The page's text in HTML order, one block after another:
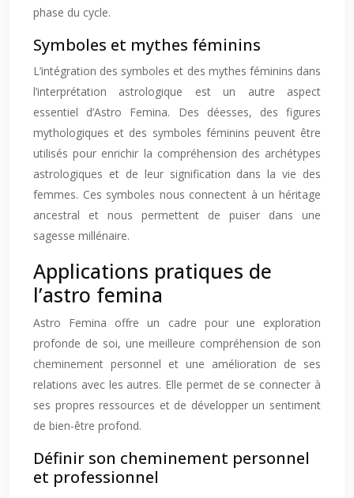
phase du cycle.
Symboles et mythes féminins
L’intégration des symboles et des mythes féminins dans
l’interprétation astrologique est un autre aspect
essentiel d’Astro Femina. Des déesses, des figures
mythologiques et des symboles féminins peuvent être
utilisés pour enrichir la compréhension des archétypes
astrologiques et de leur signification dans la vie des
femmes. Ces symboles nous connectent à un héritage
ancestral et nous permettent de puiser dans une
sagesse millénaire.
Applications pratiques de
l’astro femina
Astro Femina offre un cadre pour une exploration
profonde de soi, une meilleure compréhension de son
cheminement personnel et une amélioration de ses
relations avec les autres. Elle permet de se connecter à
ses propres ressources et de développer un sentiment
de bien-être profond.
Définir son cheminement personnel
et professionnel